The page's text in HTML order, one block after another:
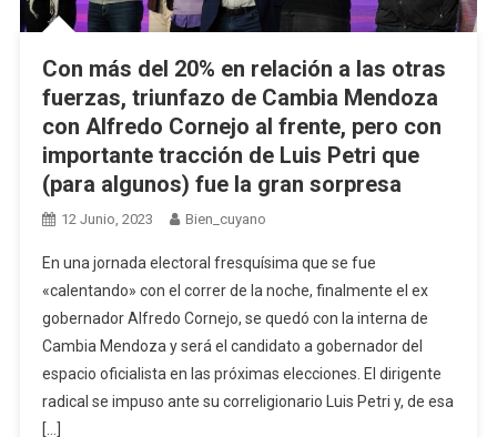
Con más del 20% en relación a las otras
fuerzas, triunfazo de Cambia Mendoza
con Alfredo Cornejo al frente, pero con
importante tracción de Luis Petri que
(para algunos) fue la gran sorpresa
12 Junio, 2023 Bien_cuyano
En una jornada electoral fresquísima que se fue
«calentando» con el correr de la noche, finalmente el ex
gobernador Alfredo Cornejo, se quedó con la interna de
Cambia Mendoza y será el candidato a gobernador del
espacio oficialista en las próximas elecciones. El dirigente
radical se impuso ante su correligionario Luis Petri y, de esa
[…]